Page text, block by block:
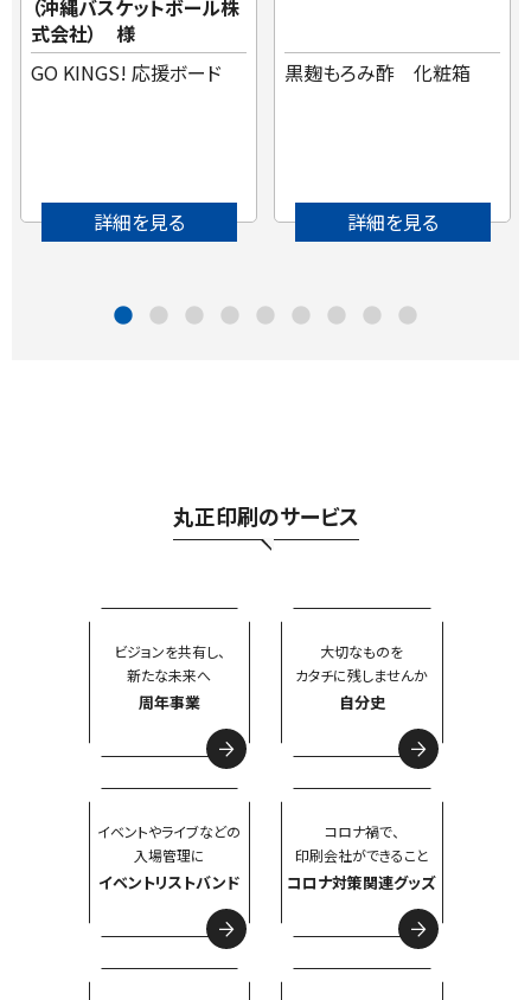
（沖縄バスケットボール株
式会社） 様
GO KINGS! 応援ボード
詳細を見る
黒麹もろみ酢 化粧箱
詳細を見る
丸正印刷のサービス
ビジョンを共有し、
新たな未来へ
周年事業
大切なものを
カタチに残しませんか
自分史
イベントやライブなどの
入場管理に
イベントリストバンド
コロナ禍で、
印刷会社ができること
コロナ対策関連グッズ